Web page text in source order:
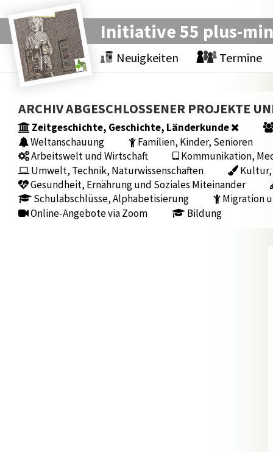
Initiative 55 plus-
Neuigkeiten Termine
ARCHIV ABGESCHLOSSENER PROJEKTE
Zeitgeschichte, Geschichte, Länderkunde
Weltanschauung
Familien, Kinder, Senioren
Arbeitswelt und Wirtschaft
Kommunikation,
Umwelt, Technik, Naturwissenschaften
Kultur,
Gesundheit, Ernährung und Soziales Miteinander
Schulabschlüsse, Alphabetisierung
Migration
Online-Angebote via Zoom
Bildung